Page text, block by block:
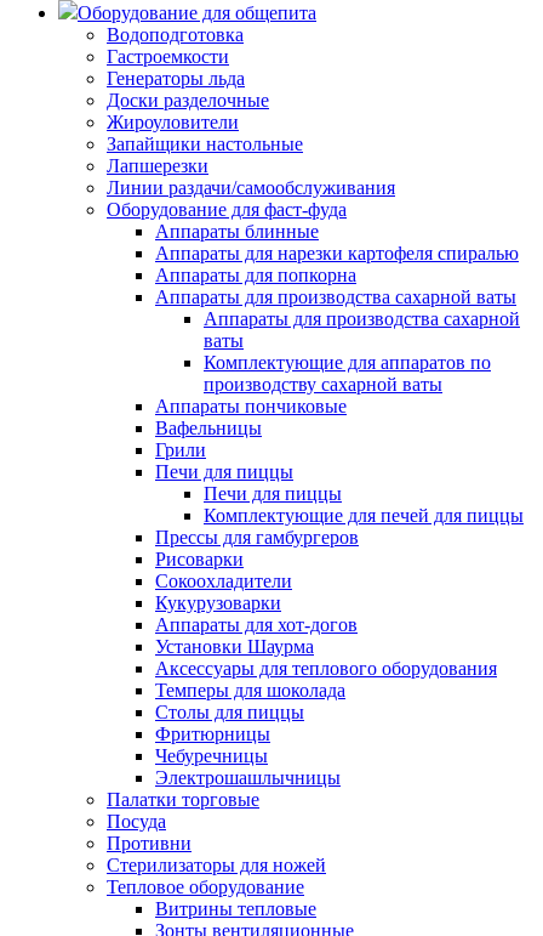
Оборудование для общепита
Водоподготовка
Гастроемкости
Генераторы льда
Доски разделочные
Жироуловители
Запайщики настольные
Лапшерезки
Линии раздачи/самообслуживания
Оборудование для фаст-фуда
Аппараты блинные
Аппараты для нарезки картофеля спиралью
Аппараты для попкорна
Аппараты для производства сахарной ваты
Аппараты для производства сахарной
ваты
Комплектующие для аппаратов по
производству сахарной ваты
Аппараты пончиковые
Вафельницы
Грили
Печи для пиццы
Печи для пиццы
Комплектующие для печей для пиццы
Прессы для гамбургеров
Рисоварки
Сокоохладители
Кукурузоварки
Аппараты для хот-догов
Установки Шаурма
Аксессуары для теплового оборудования
Темперы для шоколада
Столы для пиццы
Фритюрницы
Чебуречницы
Электрошашлычницы
Палатки торговые
Посуда
Противни
Стерилизаторы для ножей
Тепловое оборудование
Витрины тепловые
Зонты вентиляционные